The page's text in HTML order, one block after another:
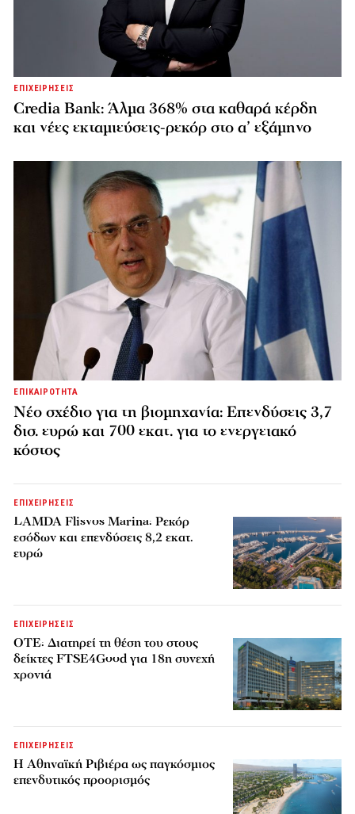
ΕΠΙΧΕΙΡΗΣΕΙΣ
Credia Bank: Άλμα 368% στα καθαρά κέρδη
και νέες εκταμιεύσεις-ρεκόρ στο α’ εξάμηνο
ΕΠΙΚΑΙΡΟΤΗΤΑ
Νέο σχέδιο για τη βιομηχανία: Επενδύσεις 3,7
δισ. ευρώ και 700 εκατ. για το ενεργειακό
κόστος
ΕΠΙΧΕΙΡΗΣΕΙΣ
LAMDA Flisvos Marina: Ρεκόρ
εσόδων και επενδύσεις 8,2 εκατ.
ευρώ
ΕΠΙΧΕΙΡΗΣΕΙΣ
ΟΤΕ: Διατηρεί τη θέση του στους
δείκτες FTSE4Good για 18η συνεχή
χρονιά
ΕΠΙΧΕΙΡΗΣΕΙΣ
Η Αθηναϊκή Ριβιέρα ως παγκόσμιος
επενδυτικός προορισμός